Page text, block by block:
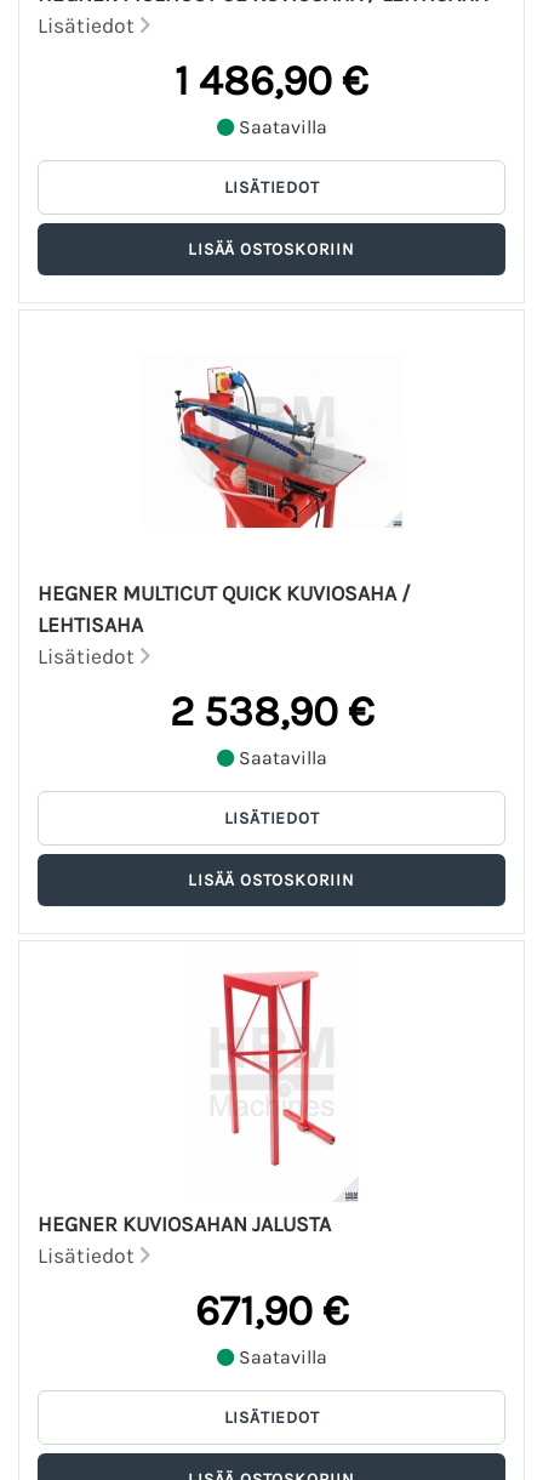
Lisätiedot
1 486,90 €
Saatavilla
HEGNER MULTICUT QUICK KUVIOSAHA /
LEHTISAHA
Lisätiedot
2 538,90 €
Saatavilla
HEGNER KUVIOSAHAN JALUSTA
Lisätiedot
671,90 €
Saatavilla